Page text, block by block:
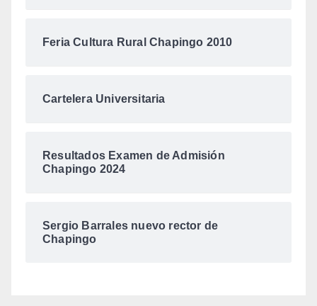
Feria Cultura Rural Chapingo 2010
Cartelera Universitaria
Resultados Examen de Admisión
Chapingo 2024
Sergio Barrales nuevo rector de
Chapingo